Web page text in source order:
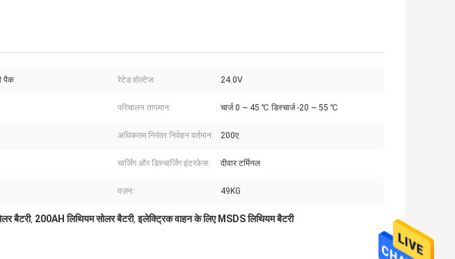
पैक रेटेड वोल्टेज: 24.0V
परिचालन तापमान: चार्ज 0 ~ 45 ℃ डिस्चार्ज -20 ~ 55 ℃
अधिकतम निरंतर निर्वहन वर्तमान: 200ए
चार्जिंग और डिस्चार्जिंग इंटरफ़ेस: दीवार टर्मिनल
वज़न: 49KG
बैटरी, 200AH लिथियम सोलर बैटरी,इलेक्ट्रिक वाहन के लिए MSDS लिथियम बैटरी